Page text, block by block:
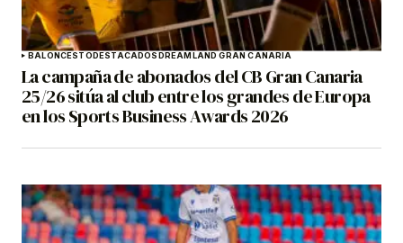
BALONCESTODESTACADOSDREAMLAND GRAN CANARIA
La campaña de abonados del CB Gran Canaria
25/26 sitúa al club entre los grandes de Europa
en los Sports Business Awards 2026